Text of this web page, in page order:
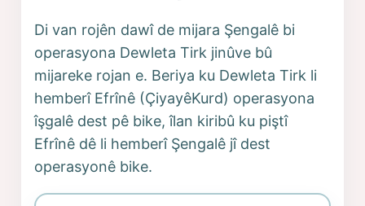
Di van rojên dawî de mijara Şengalê bi
operasyona Dewleta Tirk jinûve bû
mijareke rojan e. Beriya ku Dewleta Tirk li
hemberî Efrînê (ÇiyayêKurd) operasyona
îşgalê dest pê bike, îlan kiribû ku piştî
Efrînê dê li hemberî Şengalê jî dest
operasyonê bike.